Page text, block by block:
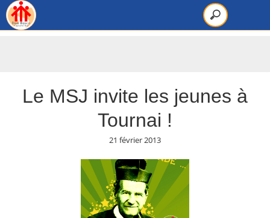
Le MSJ invite les jeunes à
Tournai !
21 février 2013